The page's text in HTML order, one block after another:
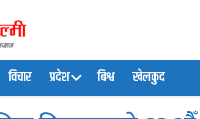
विचार प्रदेश बिश्व खेलकुद